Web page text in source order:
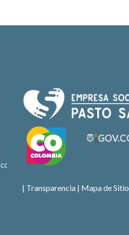
| Transparencia | Mapa de Sitio